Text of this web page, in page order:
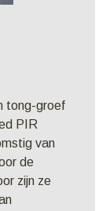
tong-groef
PIR
van
de
zijn ze